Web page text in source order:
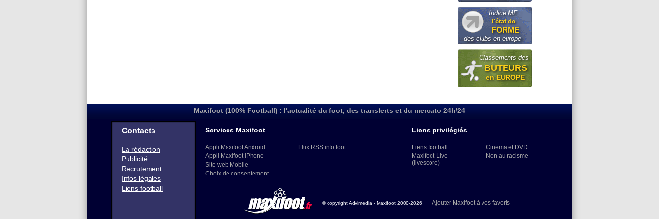
Indice MF :
l'état de
FORME
des clubs en europe
Classements des
BUTEURS
en EUROPE
Maxifoot (100% Football) : l'actualité du foot, des transferts et du mercato 24h/24
Contacts
La rédaction
Publicité
Recrutement
Infos légales
Liens football
Services Maxifoot
Appli Maxifoot Android
Appli Maxifoot iPhone
Site web Mobile
Choix de consentement
Flux RSS info foot
Liens privilégiés
Liens football
Maxifoot-Live
(livescore)
Cinema et DVD
Non au racisme
© copyright Advimedia - Maxifoot 2000-2026 Ajouter Maxifoot à vos favoris